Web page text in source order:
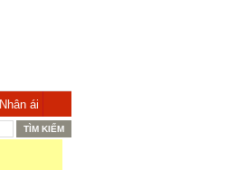
Nhân ái